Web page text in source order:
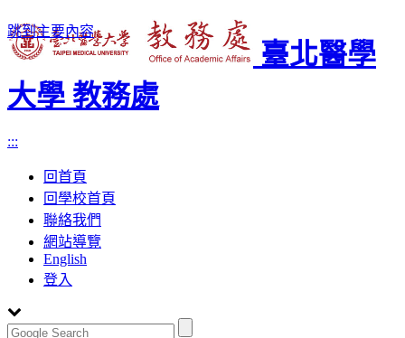
跳到主要內容
臺北醫學
大學 教務處
:::
回首頁
回學校首頁
聯絡我們
網站導覽
English
登入